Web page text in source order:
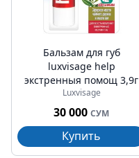
Бальзам для губ
luxvisage help
экстренныя помощ 3,9г
Luxvisage
30 000 СУМ
Купить